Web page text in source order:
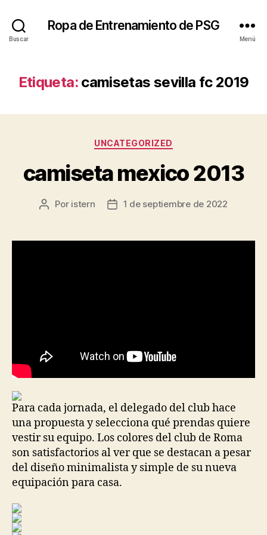
Buscar
Ropa de Entrenamiento de PSG
Menú
Etiqueta: camisetas sevilla fc 2019
Categorías
UNCATEGORIZED
camiseta mexico 2013
Autor
entrada
Por istern
Fecha
entrada
1 de septiembre de 2022
Para cada jornada, el delegado del club hace
una propuesta y selecciona qué prendas quiere
vestir su equipo. Los colores del club de Roma
son satisfactorios al ver que se destacan a pesar
del diseño minimalista y simple de su nueva
equipación para casa.